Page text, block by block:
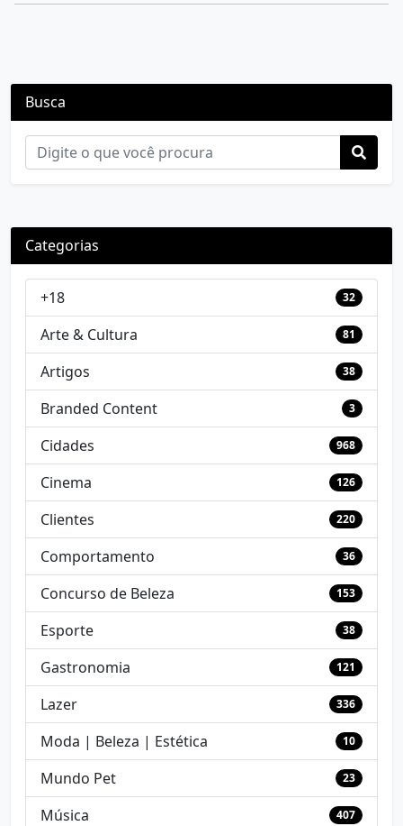
Busca
Categorias
+18 32
Arte & Cultura 81
Artigos 38
Branded Content 3
Cidades 968
Cinema 126
Clientes 220
Comportamento 36
Concurso de Beleza 153
Esporte 38
Gastronomia 121
Lazer 336
Moda | Beleza | Estética 10
Mundo Pet 23
Música 407